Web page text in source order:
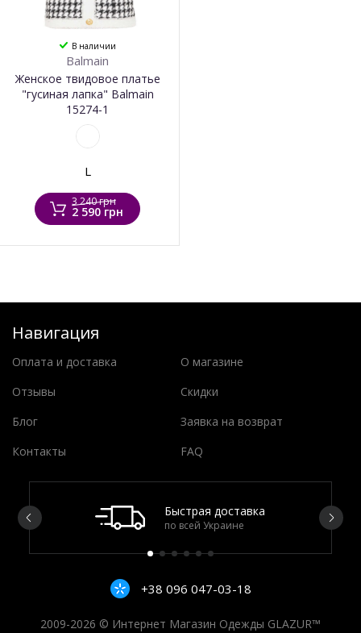
В наличии
Balmain
Женское твидовое платье
"гусиная лапка" Balmain
15274-1
L
3 240 грн
2 590 грн
Навигация
Оплата и доставка
О магазине
Отзывы
Скидки
Блог
Заявка на возврат
Контакты
FAQ
Быстрая доставка
по всей Украине
+38 096 047-03-18
2009-2026 © Интернет Магазин Одежды GLAZUR™